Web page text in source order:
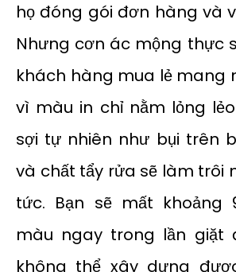
họ đóng gói đơn hàng và
Nhưng cơn ác mộng thực
khách hàng mua lẻ mang
vì màu in chỉ nằm lỏng
sợi tự nhiên như bụi trên
và chất tẩy rửa sẽ làm trôi
tức. Bạn sẽ mất khoảng
màu ngay trong lần giặt
không thể xây dựng